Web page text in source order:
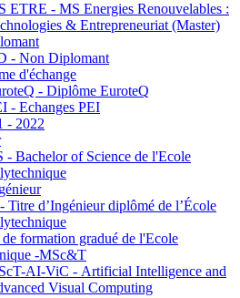
ETRE - MS Energies Renouvelables :
& Entrepreneuriat (Master)
- Non Diplomant
d'échange
- Diplôme EuroteQ
- Echanges PEI
- 2022
- Bachelor of Science de l'Ecole
Titre d’Ingénieur diplômé de l’École
formation gradué de l'Ecole
-MSc&T
AI-ViC - Artificial Intelligence and
Visual Computing